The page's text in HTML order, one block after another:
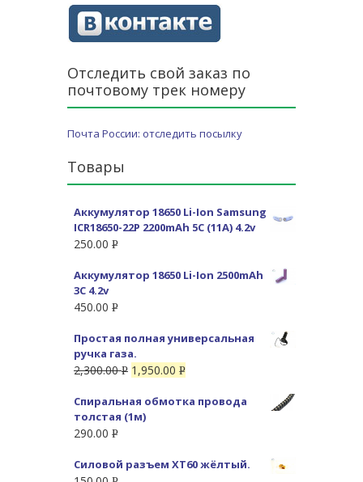
Отследить свой заказ по
почтовому трек номеру
Почта России: отследить посылку
Товары
Аккумулятор 18650 Li-Ion Samsung
ICR18650-22P 2200mAh 5C (11A) 4.2v
250.00 Р
Аккумулятор 18650 Li-Ion 2500mAh
3C 4.2v
450.00 Р
Простая полная универсальная
ручка газа.
2,300.00Р 1,950.00 Р
Спиральная обмотка провода
толстая (1м)
290.00 Р
Силовой разъем XT60 жёлтый.